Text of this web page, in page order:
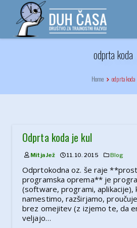
content
odprta koda
Home odprta koda
Odprta koda je kul
Mitja Jež 11. 10. 2015 Blog
Odprtokodna oz. še raje
programska oprema** je
(software, programi, aplikacije),
namestimo, razširjamo,
brez omejitev (z izjemo te, da
veljajo…